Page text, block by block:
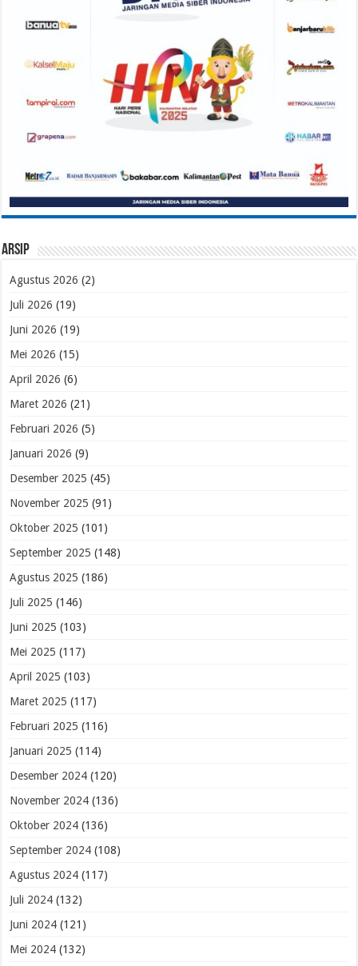
Arsip
Agustus 2026 (2)
Juli 2026 (19)
Juni 2026 (19)
Mei 2026 (15)
April 2026 (6)
Maret 2026 (21)
Februari 2026 (5)
Januari 2026 (9)
Desember 2025 (45)
November 2025 (91)
Oktober 2025 (101)
September 2025 (148)
Agustus 2025 (186)
Juli 2025 (146)
Juni 2025 (103)
Mei 2025 (117)
April 2025 (103)
Maret 2025 (117)
Februari 2025 (116)
Januari 2025 (114)
Desember 2024 (120)
November 2024 (136)
Oktober 2024 (136)
September 2024 (108)
Agustus 2024 (117)
Juli 2024 (132)
Juni 2024 (121)
Mei 2024 (132)